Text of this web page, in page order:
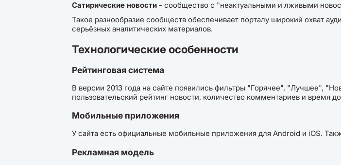
Сатирические новости - сообщество с "неактуальными и лживыми
Такое разнообразие сообществ обеспечивает порталу широкий охват
серьёзных аналитических материалов.
Технологические особенности
Рейтинговая система
В версии 2013 года на сайте появились фильтры "Горячее", "Лучшее",
пользовательский рейтинг новости, количество комментариев и время
Мобильные приложения
У сайта есть официальные мобильные приложения для Android и iOS.
Рекламная модель